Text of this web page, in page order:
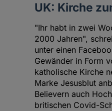
UK: Kirche
"Ihr habt in zwei
2000 Jahren",
unter einen
Gewänder in Form
katholische Kirche
Marke Jesusblut
Believern auch
britischen Covid-